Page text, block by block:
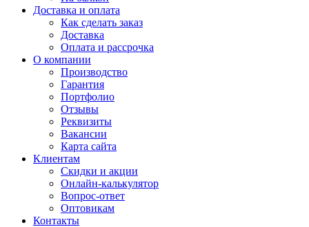
Доставка и оплата
Как сделать заказ
Доставка
Оплата и рассрочка
О компании
Производство
Гарантия
Портфолио
Отзывы
Реквизиты
Вакансии
Карта сайта
Клиентам
Скидки и акции
Онлайн-калькулятор
Вопрос-ответ
Оптовикам
Контакты